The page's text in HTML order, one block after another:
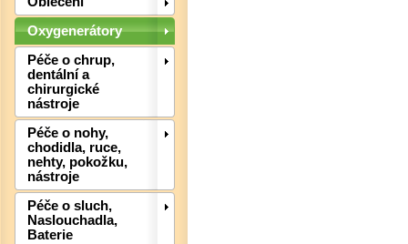
Oxygenerátory
Péče o chrup,
dentální a
chirurgické
nástroje
Péče o nohy,
chodidla, ruce,
nehty, pokožku,
nástroje
Péče o sluch,
Naslouchadla,
Baterie